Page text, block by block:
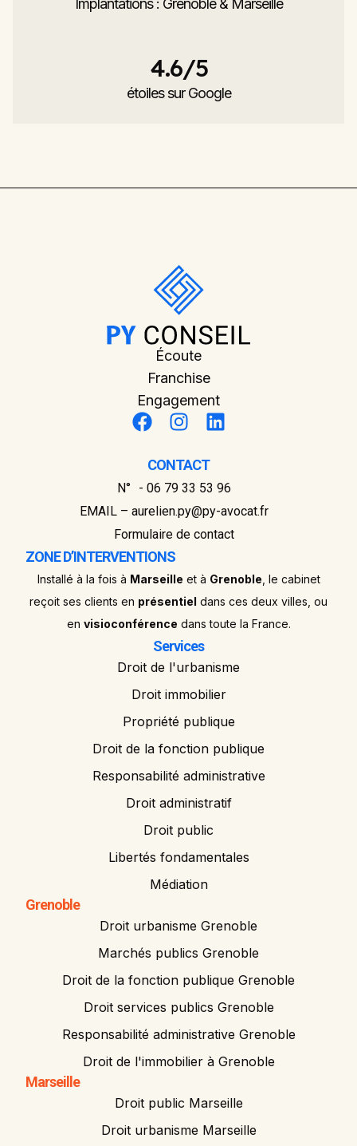
étoiles sur Google
4.6/5
Écoute
Franchise
Engagement
CONTACT
N° - 06 79 33 53 96
EMAIL – aurelien.py@py-avocat.fr
Formulaire de contact
ZONE D’INTERVENTIONS
Installé à la fois à Marseille et à Grenoble , le cabinet
reçoit ses clients en présentiel dans ces deux villes, ou
en visioconférence dans toute la France.
Services
Droit de l'urbanisme
Droit immobilier
Propriété publique
Droit de la fonction publique
Responsabilité administrative
Droit administratif
Droit public
Libertés fondamentales
Médiation
Grenoble
Droit urbanisme Grenoble
Marchés publics Grenoble
Droit de la fonction publique Grenoble
Droit services publics Grenoble
Responsabilité administrative Grenoble
Droit de l'immobilier à Grenoble
Marseille
Droit public Marseille
Droit urbanisme Marseille